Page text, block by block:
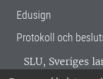
Edusign
Protokoll och
SLU, Sveriges
verksamhet